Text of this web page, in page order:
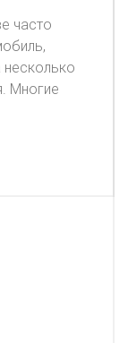
часто
несколько
Многие